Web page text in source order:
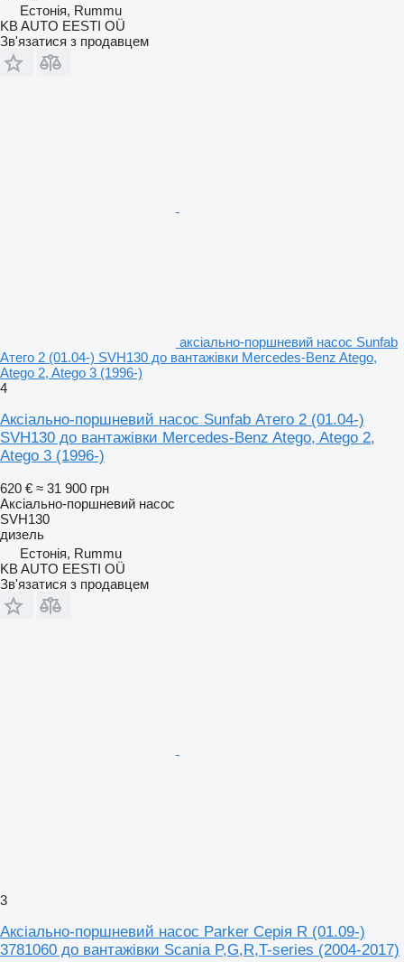
Естонія, Rummu
KB AUTO EESTI OÜ
Зв'язатися з продавцем
аксіально-поршневий насос Sunfab
Атего 2 (01.04-) SVH130 до вантажівки Mercedes-Benz Atego,
Atego 2, Atego 3 (1996-)
4
Аксіально-поршневий насос Sunfab Атего 2 (01.04-)
SVH130 до вантажівки Mercedes-Benz Atego, Atego 2,
Atego 3 (1996-)
620 € ≈ 31 900 грн
Аксіально-поршневий насос
SVH130
дизель
Естонія, Rummu
KB AUTO EESTI OÜ
Зв'язатися з продавцем
3
Аксіально-поршневий насос Parker Серія R (01.09-)
3781060 до вантажівки Scania P,G,R,T-series (2004-2017)